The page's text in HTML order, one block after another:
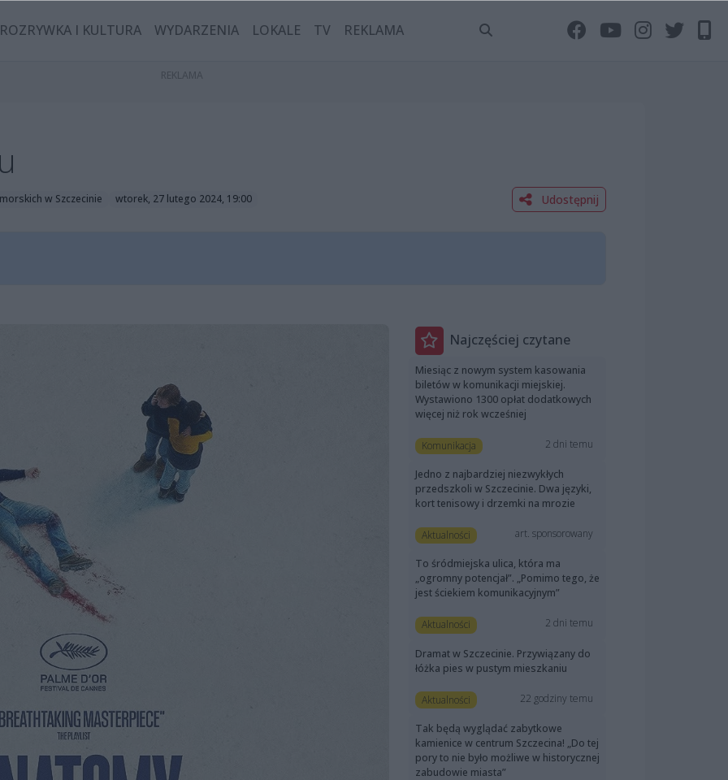
ROZRYWKA I KULTURA WYDARZENIA LOKALE TV REKLAMA
w Szczecinie wtorek, 27 lutego 2024, 19:00 Udostępnij
Najczęściej czytane
Miesiąc z nowym system kasowania
biletów w komunikacji miejskiej.
Wystawiono 1300 opłat dodatkowych
więcej niż rok wcześniej
Komunikacja 2 dni temu
Jedno z najbardziej niezwykłych
przedszkoli w Szczecinie. Dwa języki,
kort tenisowy i drzemki na mrozie
Aktualności art. sponsorowany
To śródmiejska ulica, która ma
„ogromny potencjał”. „Pomimo tego, że
jest ściekiem komunikacyjnym”
Aktualności 2 dni temu
Dramat w Szczecinie. Przywiązany do
łóżka pies w pustym mieszkaniu
Aktualności 22 godziny temu
Tak będą wyglądać zabytkowe
kamienice w centrum Szczecina! „Do tej
pory to nie było możliwe w historycznej
zabudowie miasta”